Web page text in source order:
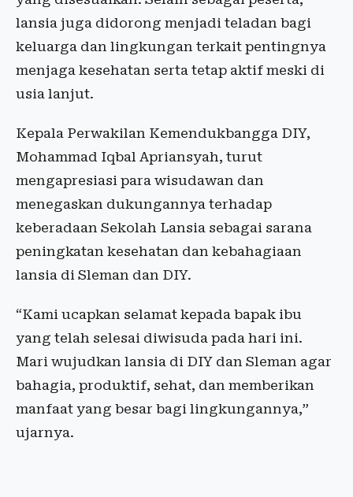
lansia juga didorong menjadi teladan bagi
keluarga dan lingkungan terkait pentingnya
menjaga kesehatan serta tetap aktif meski di
usia lanjut.
Kepala Perwakilan Kemendukbangga DIY,
Mohammad Iqbal Apriansyah, turut
mengapresiasi para wisudawan dan
menegaskan dukungannya terhadap
keberadaan Sekolah Lansia sebagai sarana
peningkatan kesehatan dan kebahagiaan
lansia di Sleman dan DIY.
“Kami ucapkan selamat kepada bapak ibu
yang telah selesai diwisuda pada hari ini.
Mari wujudkan lansia di DIY dan Sleman agar
bahagia, produktif, sehat, dan memberikan
manfaat yang besar bagi lingkungannya,”
ujarnya.